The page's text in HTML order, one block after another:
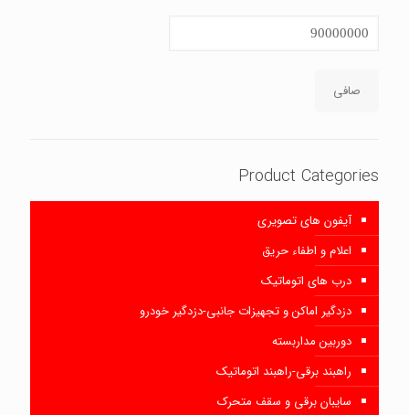
قيمت
صافی
Product Categories
آیفون های تصویری
اعلام و اطفاء حریق
درب های اتوماتیک
دزدگیر اماکن و تجهیزات جانبی-دزدگیر خودرو
دوربین مداربسته
راهبند برقی-راهبند اتوماتیک
سایبان برقی و سقف متحرک